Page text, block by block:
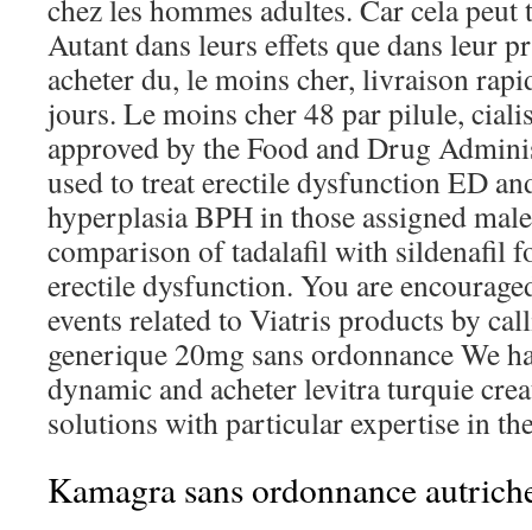
chez les hommes adultes. Car cela
Autant dans leurs effets que dans leur
acheter du, le moins cher, livraison
jours. Le moins cher 48 par pilule,
approved by the Food and Drug
used to treat erectile dysfunction ED
hyperplasia BPH in those assigned
comparison of tadalafil with sildenafil
erectile dysfunction. You are
events related to Viatris products by
generique 20mg sans ordonnance We
dynamic and acheter levitra turquie
solutions with particular expertise in
Kamagra sans ordonnance